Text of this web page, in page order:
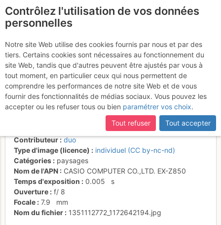
Tour des dents
Blanches-a la sortie du pas
d'Encel on retrouve le soleil
24 oct. 2012 14:44
Contributeur
duo
Type d'image (licence)
individuel (CC by-nc-nd)
Catégories
paysages
Nom de l'APN
CASIO COMPUTER CO.,LTD. EX-Z850
Temps d'exposition
0.005
s
Ouverture
f/ 8
Focale
7.9
mm
Nom du fichier
1351112772_1172642194.jpg
Contrôlez l'utilisation de vos données
personnelles
Notre site Web utilise des cookies fournis par nous et par des
tiers. Certains cookies sont nécessaires au fonctionnement du
site Web, tandis que d'autres peuvent être ajustés par vous à
tout moment, en particulier ceux qui nous permettent de
comprendre les performances de notre site Web et de vous
fournir des fonctionnalités de médias sociaux. Vous pouvez les
accepter ou les refuser tous ou bien paramétrer vos choix.
Tout refuser
Tout accepter